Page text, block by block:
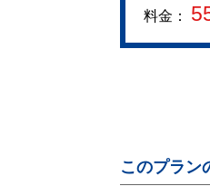
料金：
このプラン